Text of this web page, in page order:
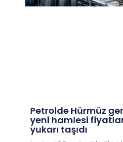
Petrolde Hürmüz
yeni hamlesi
yukarı taşıdı